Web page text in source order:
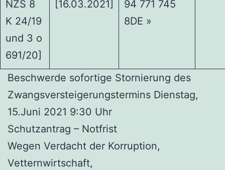
NZS 8
K 24/19
und 3 o
691/20]
[16.03.2021]
94 771 745
8DE »
Beschwerde sofortige Stornierung des
Zwangsversteigerungstermins Dienstag,
15.Juni 2021 9:30 Uhr
Schutzantrag – Notfrist
Wegen Verdacht der Korruption,
Vetternwirtschaft,